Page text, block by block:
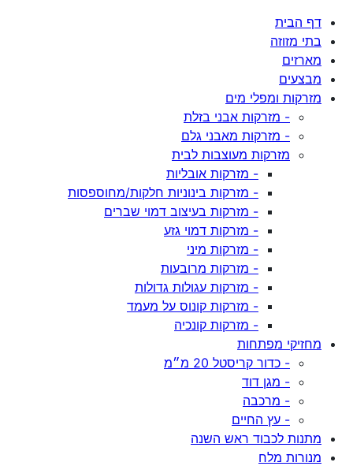
דף הבית
בתי מזוזה
מארזים
מבצעים
מזרקות ומפלי מים
- מזרקות אבני בזלת
- מזרקות מאבני גלם
מזרקות מעוצבות לבית
- מזרקות אובליות
- מזרקות בינוניות חלקות/מחוספסות
- מזרקות בעיצוב דמוי שברים
- מזרקות דמוי גזע
- מזרקות מיני
- מזרקות מרובעות
- מזרקות עגולות גדולות
- מזרקות קונוס על מעמד
- מזרקות קונכיה
מחזיקי מפתחות
- כדור קריסטל 20 מ״מ
- מגן דוד
- מרכבה
- עץ החיים
מתנות לכבוד ראש השנה
מנורות מלח